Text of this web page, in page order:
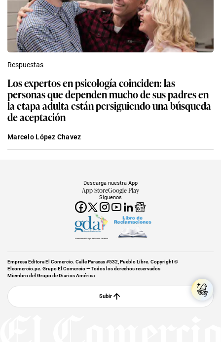
Respuestas
Los expertos en psicología coinciden: las
personas que dependen mucho de sus padres en
la etapa adulta están persiguiendo una búsqueda
de aceptación
Marcelo López Chavez
Síguenos
Descarga nuestra App
App StoreGoogle Play
Miembro del Grupo de Diarios América
Empresa Editora El Comercio. Calle Paracas #532, Pueblo Libre. Copyright ©
Elcomercio.pe. Grupo El Comercio — Todos los derechos reservados
Miembro del Grupo de Diarios América
Subir